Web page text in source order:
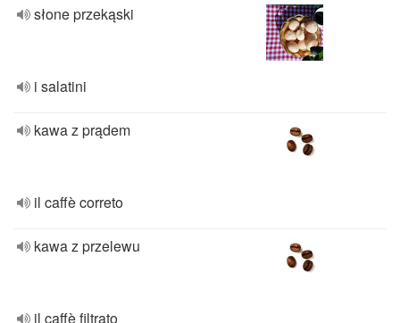
słone przekąski
i salatini
kawa z prądem
il caffè correto
kawa z przelewu
il caffè filtrato